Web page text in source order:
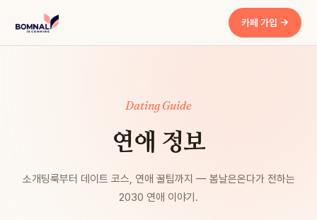
카페 가입 →
Dating Guide
연애 정보
소개팅룩부터 데이트 코스, 연애 꿀팁까지 — 봄날은온다가 전하는
2030 연애 이야기.